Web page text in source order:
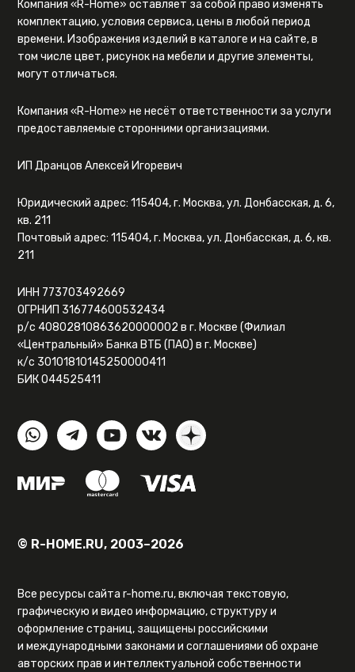
Компания «R-Home» оставляет за собой право изменять
комплектацию, условия сервиса, цены в любой период
времени. Изображения изделий в каталоге и на сайте, в
том числе цвет, рисунок на мебели и другие элементы,
могут отличаться.
Компания «R-Home» не несёт ответственности за услуги
предоставляемые сторонними организациями.
ИП Дранцов Алексей Игоревич
Юридический адрес: 115404, г. Москва, ул. Донбасская, д. 6,
кв. 211
Почтовый адрес: 115404, г. Москва, ул. Донбасская, д. 6, кв.
211
ИНН 773703492669
ОГРНИП 316774600532434
р/с 40802810863620000002 в г. Москве (Филиал
«Центральный» Банка ВТБ (ПАО) в г. Москве)
к/с 30101810145250000411
БИК 044525411
© R-HOME.RU, 2003–2026
Все ресурсы сайта r-home.ru, включая текстовую,
графическую и видео информацию, структуру и
оформление страниц, защищены российскими
и международными законами и соглашениями об охране
авторских прав и интеллектуальной собственности